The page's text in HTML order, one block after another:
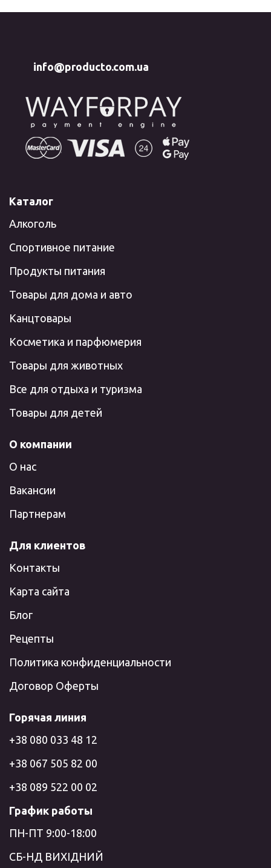
info@producto.com.ua
Каталог
Алкоголь
Спортивное питание
Продукты питания
Товары для дома и авто
Канцтовары
Косметика и парфюмерия
Товары для животных
Все для отдыха и туризма
Товары для детей
О компании
О нас
Вакансии
Партнерам
Для клиентов
Контакты
Карта сайта
Блог
Рецепты
Политика конфиденциальности
Договор Оферты
Горячая линия
+38 080 033 48 12
+38 067 505 82 00
+38 089 522 00 02
График работы
ПН-ПТ 9:00-18:00
СБ-НД ВИХІДНИЙ